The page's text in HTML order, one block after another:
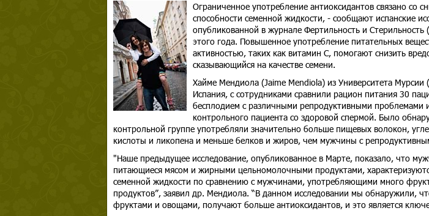
Ограниченное употребление антиоксидантов связано со
способности семенной жидкости, - сообщают испанские
опубликованной в журнале Фертильность и Стерильность
этого года. Повышенное употребление питательных
активностью, таких как витамин C, помогают снизить
сказывающийся на качестве семени.
Хайме Мендиола (Jaime Mendiola) из Университета Мурсии
Испания, с сотрудниками сравнили рацион питания 30
бесплодием с различными репродуктивными проблемами
контрольного пациента со здоровой спермой. Было
контрольной группе употребляли значительно больше пищевых волокон,
кислоты и ликопена и меньше белков и жиров, чем мужчины с
"Наше предыдущее исследование, опубликованное в Марте, показало, что
питающиеся мясом и жирными цельномолочными продуктами,
семенной жидкости по сравнению с мужчинами, употребляющими много
продуктов”, заявил др. Мендиола. “В данном исследовании мы обнаружили,
фруктами и овощами, получают больше антиоксидантов, и это является